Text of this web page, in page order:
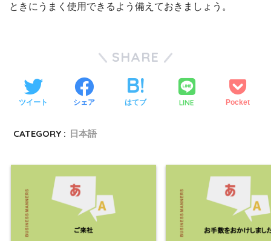
ときにうまく使用できるよう備えておきましょう。
SHARE
ツイート シェア はてブ LINE Pocket
CATEGORY : 日本語